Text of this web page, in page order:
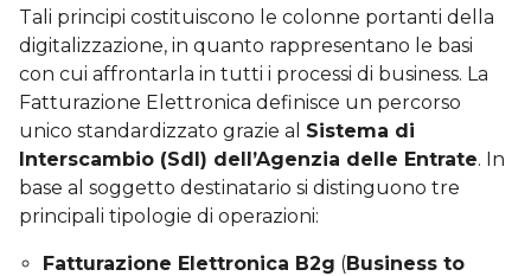
Tali principi costituiscono le colonne portanti della
digitalizzazione, in quanto rappresentano le basi
con cui affrontarla in tutti i processi di business. La
Fatturazione Elettronica definisce un percorso
unico standardizzato grazie al Sistema di
Interscambio (SdI) dell’Agenzia delle Entrate. In
base al soggetto destinatario si distinguono tre
principali tipologie di operazioni:
Fatturazione Elettronica B2g (Business to